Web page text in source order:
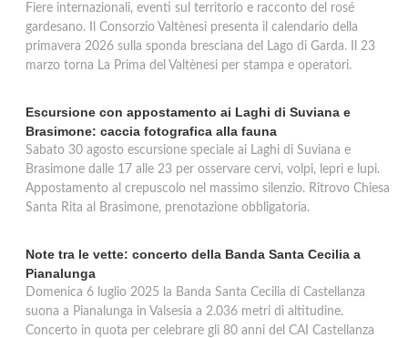
Fiere internazionali, eventi sul territorio e racconto del rosé
gardesano. Il Consorzio Valtènesi presenta il calendario della
primavera 2026 sulla sponda bresciana del Lago di Garda. Il 23
marzo torna La Prima del Valtènesi per stampa e operatori.
Escursione con appostamento ai Laghi di Suviana e
Brasimone: caccia fotografica alla fauna
Sabato 30 agosto escursione speciale ai Laghi di Suviana e
Brasimone dalle 17 alle 23 per osservare cervi, volpi, lepri e lupi.
Appostamento al crepuscolo nel massimo silenzio. Ritrovo Chiesa
Santa Rita al Brasimone, prenotazione obbligatoria.
Note tra le vette: concerto della Banda Santa Cecilia a
Pianalunga
Domenica 6 luglio 2025 la Banda Santa Cecilia di Castellanza
suona a Pianalunga in Valsesia a 2.036 metri di altitudine.
Concerto in quota per celebrare gli 80 anni del CAI Castellanza